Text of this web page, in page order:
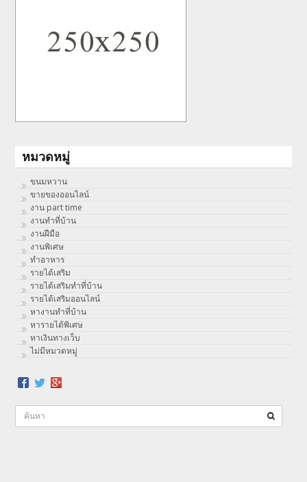
หมวดหมู่
ขนมหวาน
ขายของออนไลน์
งาน part time
งานทําที่บ้าน
งานฝีมือ
งานพิเศษ
ทําอาหาร
รายได้เสริม
รายได้เสริมทำที่บ้าน
รายได้เสริมออนไลน์
หางานทำที่บ้าน
หารายได้พิเศษ
หาเงินทางเว็บ
ไม่มีหมวดหมู่